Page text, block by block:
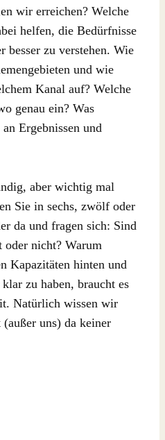
wir erreichen? Welche
helfen, die Bedürfnisse
besser zu verstehen. Wie
und wie
Kanal auf? Welche
genau ein? Was
Ergebnissen und
aber wichtig mal
Sie in sechs, zwölf oder
da und fragen sich: Sind
nicht? Warum
Kapazitäten hinten und
zu haben, braucht es
Natürlich wissen wir
uns) da keiner